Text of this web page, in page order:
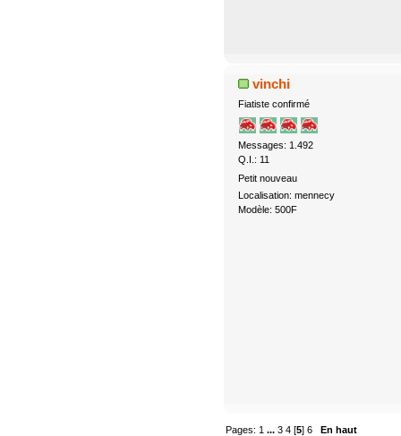
vinchi
Fiatiste confirmé
Messages: 1.492
Q.I.: 11
Petit nouveau
Localisation: mennecy
Modèle: 500F
Pages: 1 ...3 4 [5]6 En haut